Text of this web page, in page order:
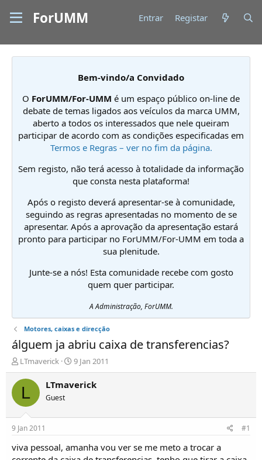
ForUMM Entrar Registar
Bem-vindo/a Convidado
O ForUMM/For-UMM é um espaço público on-line de
debate de temas ligados aos veículos da marca UMM,
aberto a todos os interessados que nele queiram
participar de acordo com as condições especificadas em
Termos e Regras – ver no fim da página.
Sem registo, não terá acesso à totalidade da informação
que consta nesta plataforma!
Após o registo deverá apresentar-se à comunidade,
seguindo as regras apresentadas no momento de se
apresentar. Após a aprovação da apresentação estará
pronto para participar no ForUMM/For-UMM em toda a
sua plenitude.
Junte-se a nós! Esta comunidade recebe com gosto
quem quer participar.
A Administração, ForUMM.
Motores, caixas e direcção
álguem ja abriu caixa de transferencias?
I
n
i
i
o
r
LTmaverick
D
a
t
í
9 Jan 2011
L LTmaverick
Guest
9 Jan 2011 #1
viva pessoal, amanha vou ver se me meto a trocar a